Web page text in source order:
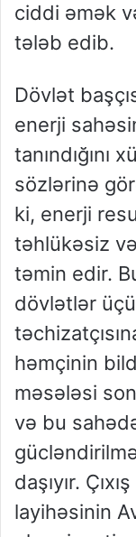
ciddi əmək
tələb edib.
Dövlət
enerji
tanındığını
sözlərinə
ki, enerji
təhlükəsiz və
təmin edir.
dövlətlər
həmçinin
məsələsi
və bu
daşıyır.
layihəsinin